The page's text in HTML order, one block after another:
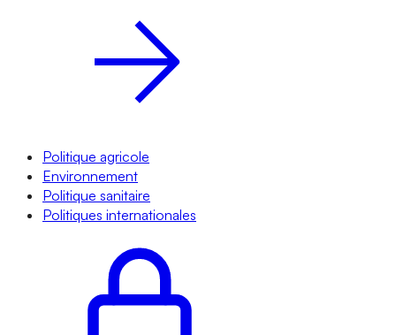
Politique agricole
Environnement
Politique sanitaire
Politiques internationales